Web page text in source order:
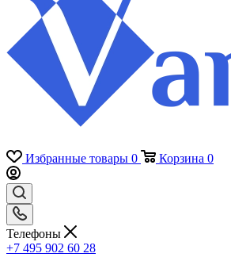
Избранные товары 0 Корзина 0
Телефоны
+7 495 902 60 28